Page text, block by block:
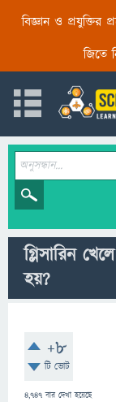
বিজ্ঞান ও প্রযুক্তির
জিতে
গ্লিসারিন
হয়?
+8
টি ভোট
4,747 বার দেখা হয়েছে